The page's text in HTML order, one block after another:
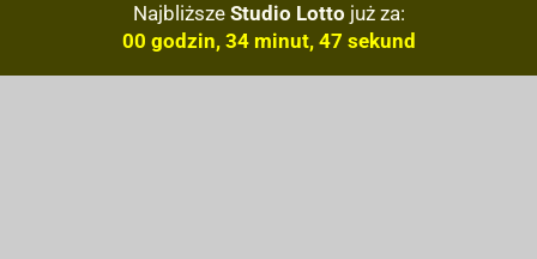
Najbliższe Studio Lotto już za:
00 godzin, 34 minut, 46 sekund